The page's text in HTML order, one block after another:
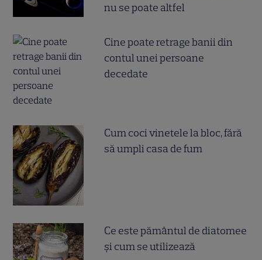
nu se poate altfel
Cine poate retrage banii din
contul unei persoane
decedate
Cum coci vinetele la bloc, fără
să umpli casa de fum
Ce este pământul de diatomee
și cum se utilizează